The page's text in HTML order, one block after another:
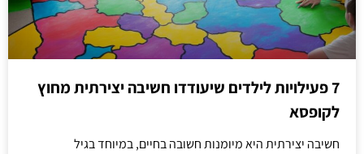
7 פעילויות לילדים שיעודדו חשיבה יצירתית מחוץ
לקופסא
חשיבה יצירתית היא מיומנות חשובה בחיים, במיוחד בגיל